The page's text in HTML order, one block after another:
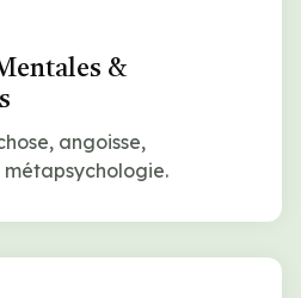
&
angoisse,